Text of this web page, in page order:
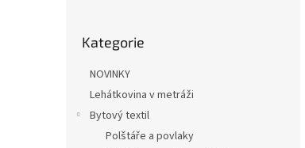
kategorie
Kategorie
NOVINKY
Lehátkovina v metráži
Bytový textil
Polštáře a povlaky